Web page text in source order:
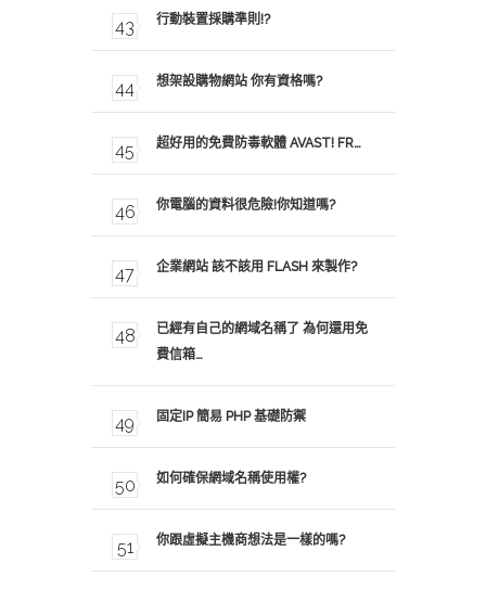
行動裝置採購準則!?
想架設購物網站 你有資格嗎?
超好用的免費防毒軟體 AVAST! FR…
你電腦的資料很危險!你知道嗎?
企業網站 該不該用 FLASH 來製作?
已經有自己的網域名稱了 為何還用免
費信箱…
固定IP 簡易 PHP 基礎防禦
如何確保網域名稱使用權?
你跟虛擬主機商想法是一樣的嗎?